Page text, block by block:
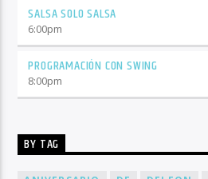
SALSA SOLO SALSA
6:00pm
PROGRAMACIÓN CON SWING
8:00pm
BY TAG